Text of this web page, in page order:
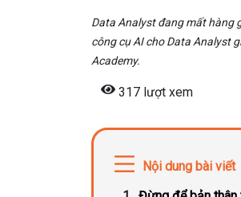
Data Analyst đang mất hàng
công cụ AI cho Data Analyst
Academy.
317 lượt xem
Nội dung bài viết